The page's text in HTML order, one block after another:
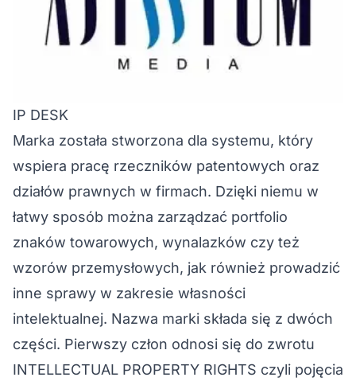
IP DESK
Marka została stworzona dla systemu, który
wspiera pracę rzeczników patentowych oraz
działów prawnych w firmach. Dzięki niemu w
łatwy sposób można zarządzać portfolio
znaków towarowych, wynalazków czy też
wzorów przemysłowych, jak również prowadzić
inne sprawy w zakresie własności
intelektualnej. Nazwa marki składa się z dwóch
części. Pierwszy człon odnosi się do zwrotu
INTELLECTUAL PROPERTY RIGHTS czyli pojęcia